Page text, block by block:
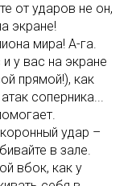
от ударов не он,
экране!
мира! А-га.
у вас на экране
прямой!), как
соперника...
удар –
в зале.
вбок, как у